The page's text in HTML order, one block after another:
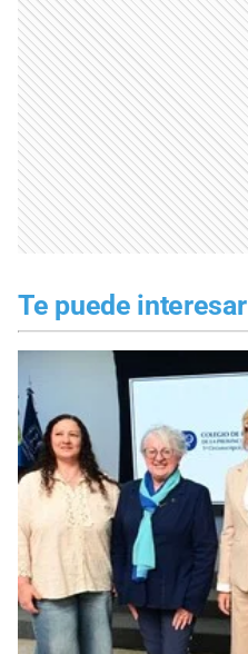
Te puede interesar